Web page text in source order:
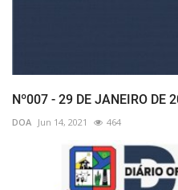
Nº007 - 29 DE JANEIRO DE
DOA Jun 14, 2021 464